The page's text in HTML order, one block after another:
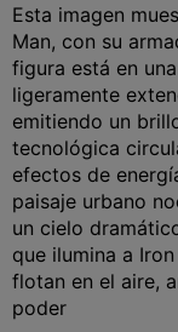
Esta imagen
Man, con su
figura está en
ligeramente
emitiendo un
tecnológica
efectos de
paisaje urbano
un cielo
que ilumina a
flotan en el aire,
poder